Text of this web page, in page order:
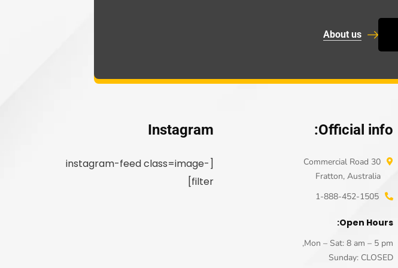
About us
Official info:
30 Commercial Road
Fratton, Australia
1-888-452-1505
Open Hours:
Mon – Sat: 8 am – 5 pm,
Sunday: CLOSED
Instagram
[instagram-feed class=image-
filter]